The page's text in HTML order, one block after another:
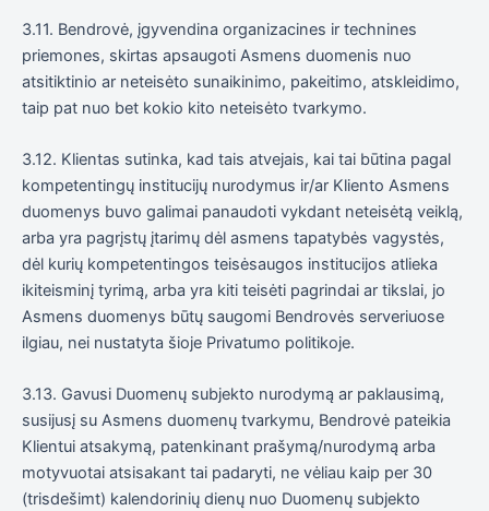
3.11. Bendrovė, įgyvendina organizacines ir technines
priemones, skirtas apsaugoti Asmens duomenis nuo
atsitiktinio ar neteisėto sunaikinimo, pakeitimo, atskleidimo,
taip pat nuo bet kokio kito neteisėto tvarkymo.
3.12. Klientas sutinka, kad tais atvejais, kai tai būtina pagal
kompetentingų institucijų nurodymus ir/ar Kliento Asmens
duomenys buvo galimai panaudoti vykdant neteisėtą veiklą,
arba yra pagrįstų įtarimų dėl asmens tapatybės vagystės,
dėl kurių kompetentingos teisėsaugos institucijos atlieka
ikiteisminį tyrimą, arba yra kiti teisėti pagrindai ar tikslai, jo
Asmens duomenys būtų saugomi Bendrovės serveriuose
ilgiau, nei nustatyta šioje Privatumo politikoje.
3.13. Gavusi Duomenų subjekto nurodymą ar paklausimą,
susijusį su Asmens duomenų tvarkymu, Bendrovė pateikia
Klientui atsakymą, patenkinant prašymą/nurodymą arba
motyvuotai atsisakant tai padaryti, ne vėliau kaip per 30
(trisdešimt) kalendorinių dienų nuo Duomenų subjekto